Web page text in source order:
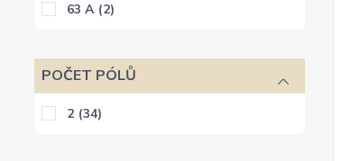
63 A (2)
POČET PÓLŮ
2 (34)